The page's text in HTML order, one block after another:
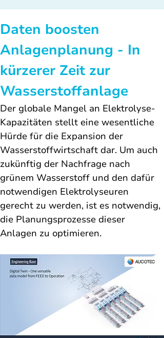
Daten boosten
Anlagenplanung - In
kürzerer Zeit zur
Wasserstoffanlage
Der globale Mangel an Elektrolyse-
Kapazitäten stellt eine wesentliche
Hürde für die Expansion der
Wasserstoffwirtschaft dar. Um auch
zukünftig der Nachfrage nach
grünem Wasserstoff und den dafür
notwendigen Elektrolyseuren
gerecht zu werden, ist es notwendig,
die Planungsprozesse dieser
Anlagen zu optimieren.